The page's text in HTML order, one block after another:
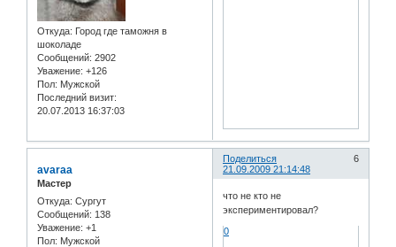
Откуда: Город где таможня в
шоколаде
Сообщений: 2902
Уважение: +126
Пол: Мужской
Последний визит:
20.07.2013 16:37:03
Поделиться
6
21.09.2009 21:14:48
avaraa
Мастер
Откуда: Сургут
Сообщений: 138
Уважение: +1
Пол: Мужской
что не кто не
экспериментировал?
0